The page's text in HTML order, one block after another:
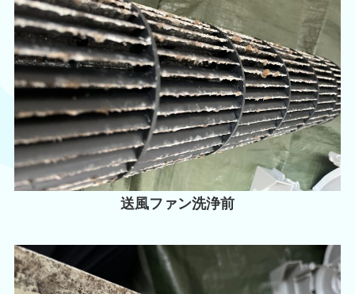
送風ファン洗浄前